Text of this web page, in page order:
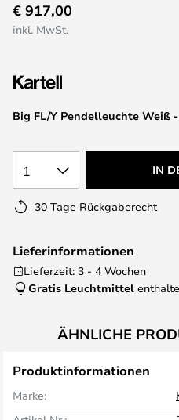
Anfang
der
springen
Big FL/Y Pendelleuchte Weiß
€ 917,00
inkl. MwSt.
1 IN
30 Tage Rückgaberecht
Lieferinformationen
Lieferzeit: 3 - 4 Wochen
Gratis Leuchtmittel
ÄHNLICHE
Produktinformationen
Marke: